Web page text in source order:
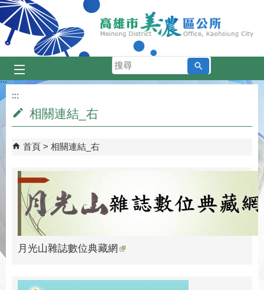
跳到主要內容區塊
搜
尋
:::
:::
相關連結_右
首頁 相關連結_右
月光山雜誌數位典藏網